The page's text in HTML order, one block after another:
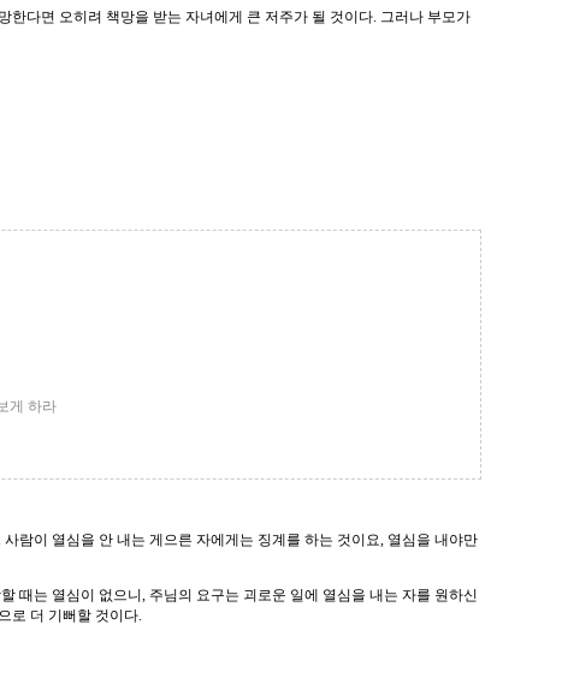
다면 오히려 책망을 받는 자녀에게 큰 저주가 될 것이다. 그러나 부모가
게 하라
람이 열심을 안 내는 게으른 자에게는 징계를 하는 것이요, 열심을 내야만
때는 열심이 없으니, 주님의 요구는 괴로운 일에 열심을 내는 자를 원하신
로 더 기뻐할 것이다.